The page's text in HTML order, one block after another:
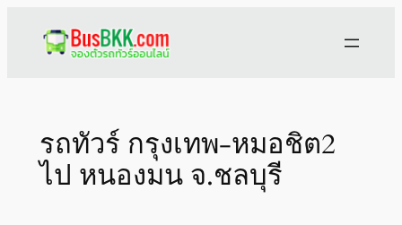
รถทัวร์ กรุงเทพ-หมอชิต2
ไป หนองมน จ.ชลบุรี